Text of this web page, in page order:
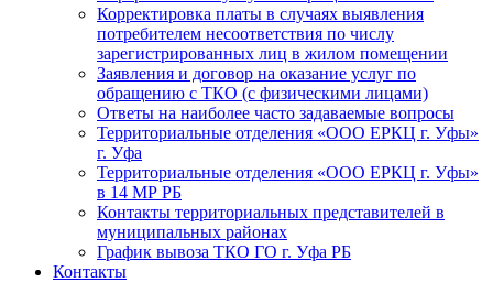
Корректировка платы в случаях выявления
потребителем несоответствия по числу
зарегистрированных лиц в жилом помещении
Заявления и договор на оказание услуг по
обращению с ТКО (с физическими лицами)
Ответы на наиболее часто задаваемые вопросы
Территориальные отделения «ООО ЕРКЦ г. Уфы»
г. Уфа
Территориальные отделения «ООО ЕРКЦ г. Уфы»
в 14 МР РБ
Контакты территориальных представителей в
муниципальных районах
График вывоза ТКО ГО г. Уфа РБ
Контакты